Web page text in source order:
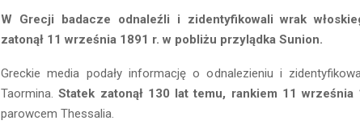
W Grecji badacze odnaleźli i zidentyfikowali wrak
zatonął 11 września 1891 r. w pobliżu przylądka Sunion.
Greckie media podały informację o odnalezieniu i
Taormina.Statek zatonął 130 lat temu, rankiem 11 września
parowcem Thessalia.